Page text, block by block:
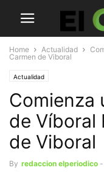
Home Actualidad
Carmen de Viboral
Actualidad
Comienza
de Víboral
de Viboral
By redaccion elperiodico -